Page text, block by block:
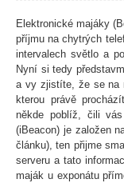
Elektronické majáky
příjmu na chytrých
intervalech světlo a
Nyní si tedy
a vy zjistíte, že se na
kterou právě
někde poblíž, čili
(iBeacon) je založen
článku), ten přijme
serveru a tato
maják u exponátu